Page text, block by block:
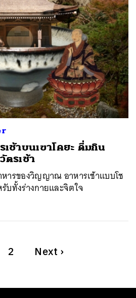
เช้าบนเขาโคยะ ดื่มกิน
ตรเช้า
ารของวิญญาณ อาหารเช้าแบบโช
บทั้งร่างกายและจิตใจ
2 Next ›